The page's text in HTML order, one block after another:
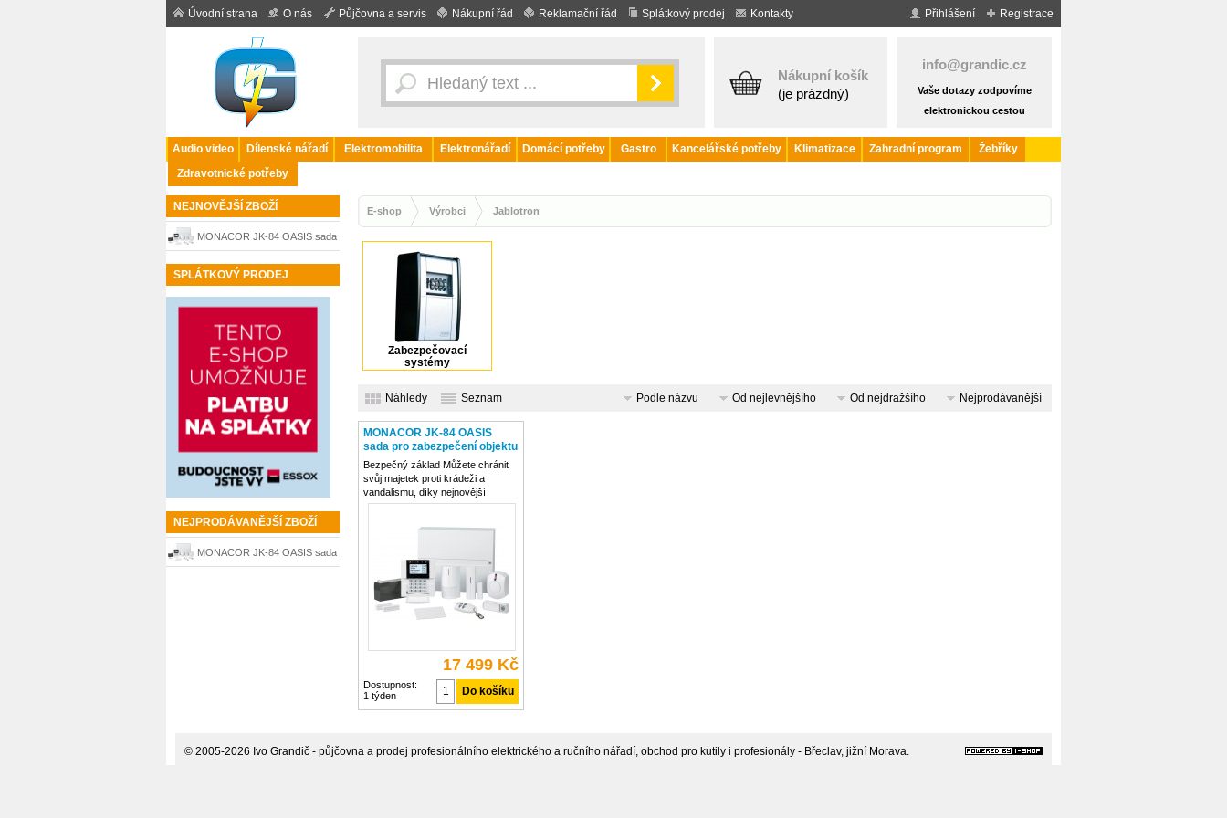
Úvodní strana O nás Půjčovna a servis Nákupní řád Reklamační řád Splátkový prodej Kontakty Registrace
Přihlášení
Nákupní košík
(je prázdný)
info@grandic.cz
Vaše dotazy zodpovíme
elektronickou cestou
Audio video Dílenské nářadí Elektromobilita Elektronářadí Domácí potřeby Gastro Kancelářské potřeby Klimatizace Zahradní program
Žebříky
Zdravotnické potřeby
NEJNOVĚJŠÍ ZBOŽÍ
MONACOR JK-84 OASIS sada
pro zabezpečení objektu
SPLÁTKOVÝ PRODEJ
NEJPRODÁVANĚJŠÍ ZBOŽÍ
MONACOR JK-84 OASIS sada
E-shop Výrobci Jablotron
Zabezpečovací
systémy
Náhledy Seznam Podle názvu Od nejlevnějšího Od nejdražšího Nejprodávanější
MONACOR JK-84 OASIS
sada pro zabezpečení objektu
Bezpečný základ Můžete chránit
svůj majetek proti krádeži a
vandalismu, díky nejnovější
technologii bezdrátového alarmu
nejdůležitější bezdrátové
příslušenství, např. RFID karta pro
17 499 Kč
Dostupnost:
1 týden
© 2005-2026 Ivo Grandič - půjčovna a prodej profesionálního elektrického a ručního nářadí, obchod pro kutily i profesionály - Břeclav, jižní Morava.